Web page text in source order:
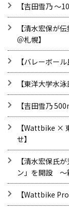
【吉田雪乃 ～
【清水宏保が
＠札幌】
【バレーボー
【東洋大学水
【吉田雪乃
【Wattbike ×
せ】
【清水宏保氏
ン」を開設 ～
【Wattbike